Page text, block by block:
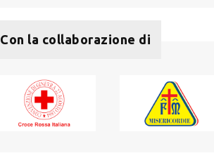
Con la collaborazione di